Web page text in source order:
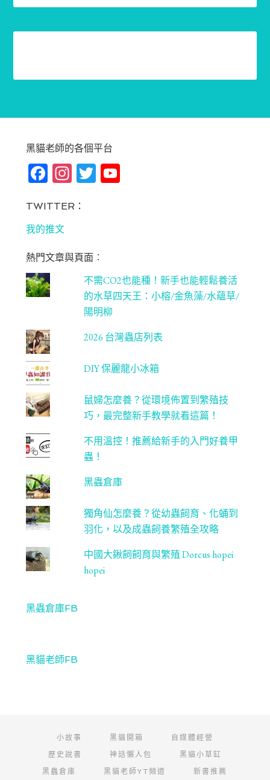
黑貓老師的各個平台
Fa
bo
ok
In
ag
m
T Yo
C
ha
n
ne
l
TWITTER：
我的推文
熱門文章與頁面︰
不需CO2也能種！新手也能輕鬆養活
的水草四天王：小榕/金魚藻/水蘊草/
陽明柳
2026 台灣蟲店列表
DIY 保麗龍小冰箱
鼠婦怎麼養？從環境佈置到繁殖技
巧，最完整新手教學就看這篇！
不用溫控！推薦給新手的入門好養甲
蟲！
黑蟲倉庫
獨角仙怎麼養？從幼蟲飼育、化蛹到
羽化，以及成蟲飼養繁殖全攻略
中國大鍬飼飼育與繁殖 Dorcus hopei
hopei
黑蟲倉庫FB
黑貓老師FB
小故事 黑貓開箱
自媒體經營
歷史說書
神話懶人包
黑貓小草缸
黑蟲倉庫
黑貓老師YT頻道 新書推薦